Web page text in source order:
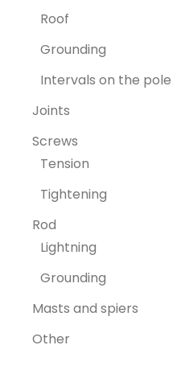
Roof
Grounding
Intervals on the pole
Joints
Screws
Tension
Tightening
Rod
Lightning
Grounding
Masts and spiers
Other